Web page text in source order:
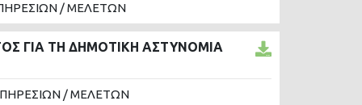
/ ΜΕΛΕΤΩΝ
ΓΙΑ ΤΗ ΔΗΜΟΤΙΚΗ ΑΣΤΥΝΟΜΙΑ
/ ΜΕΛΕΤΩΝ